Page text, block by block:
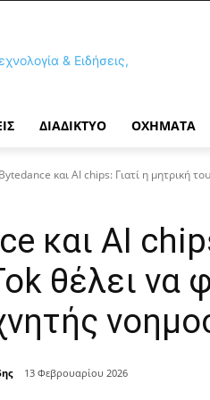
ΔΙΑΔΊΚΤΥΟ ΟΧΉΜΑΤΑ
Bytedance και AI chips: Γιατί η μητρική
και AI
θέλει να
13 Φεβρουαρίου 2026